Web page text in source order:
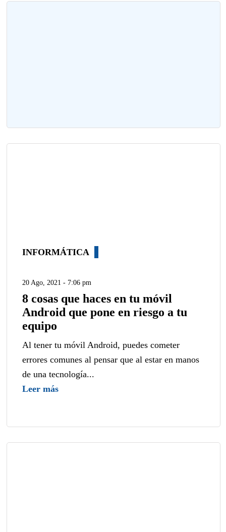
INFORMÁTICA
20 Ago, 2021 - 7:06 pm
8 cosas que haces en tu móvil
Android que pone en riesgo a tu
equipo
Al tener tu móvil Android, puedes cometer
errores comunes al pensar que al estar en manos
de una tecnología...
Leer más